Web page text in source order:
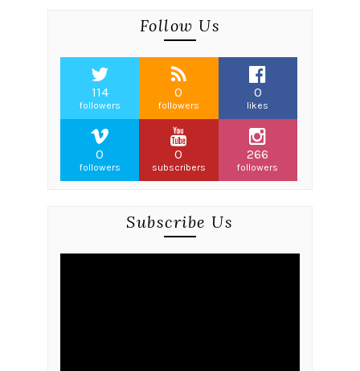
Follow Us
114
followers
0
followers
0
likes
0
followers
0
subscribers
266
followers
Subscribe Us